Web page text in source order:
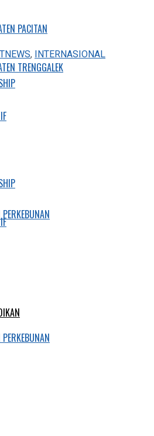
PACITAN
TRENGGALEK
,INTERNASIONAL